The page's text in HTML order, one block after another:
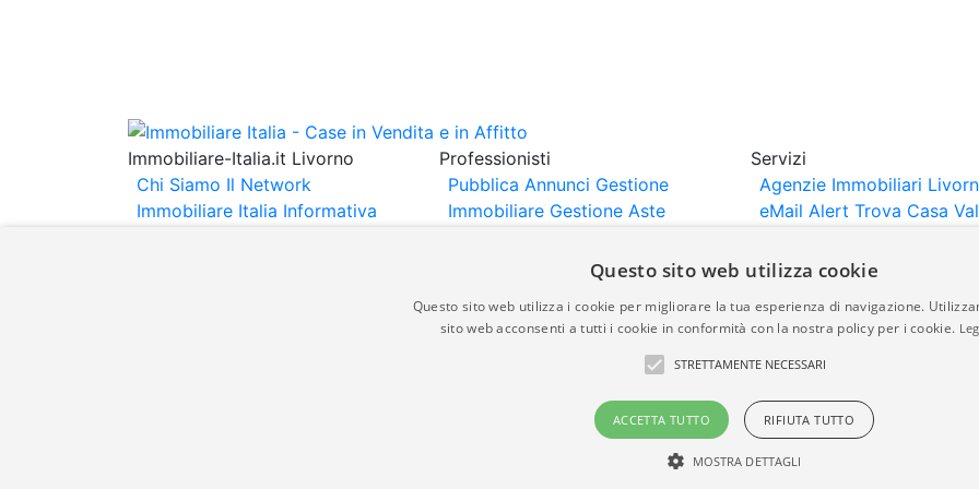
Immobiliare-Italia.it Livorno
Chi Siamo Il Network
Immobiliare Italia Informativa
Professionisti
Pubblica Annunci Gestione
Immobiliare Gestione Aste
Importazione
Servizi
Agenzie Immobiliari
eMail Alert Trova Casa
Gli annunci immobiliari presenti su immobiliare-italia.it vengono pubblicati da agenzie immobiliari e
italia.it quindi non è responsabile della veridicità, della correttezza, della completezza, della
Questo sito web utilizza cookie
Questo sito web utilizza i cookie per migliorare la tua esperienza di navigazione.
sito web acconsenti a tutti i cookie in conformità con la nostra policy per i cookie.
STRETTAMENTE NECESSARI
ACCETTA TUTTO RIFIUTA TUTTO
MOSTRA DETTAGLI